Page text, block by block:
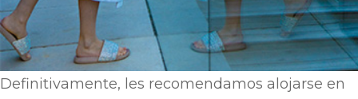
Definitivamente, les recomendamos alojarse en